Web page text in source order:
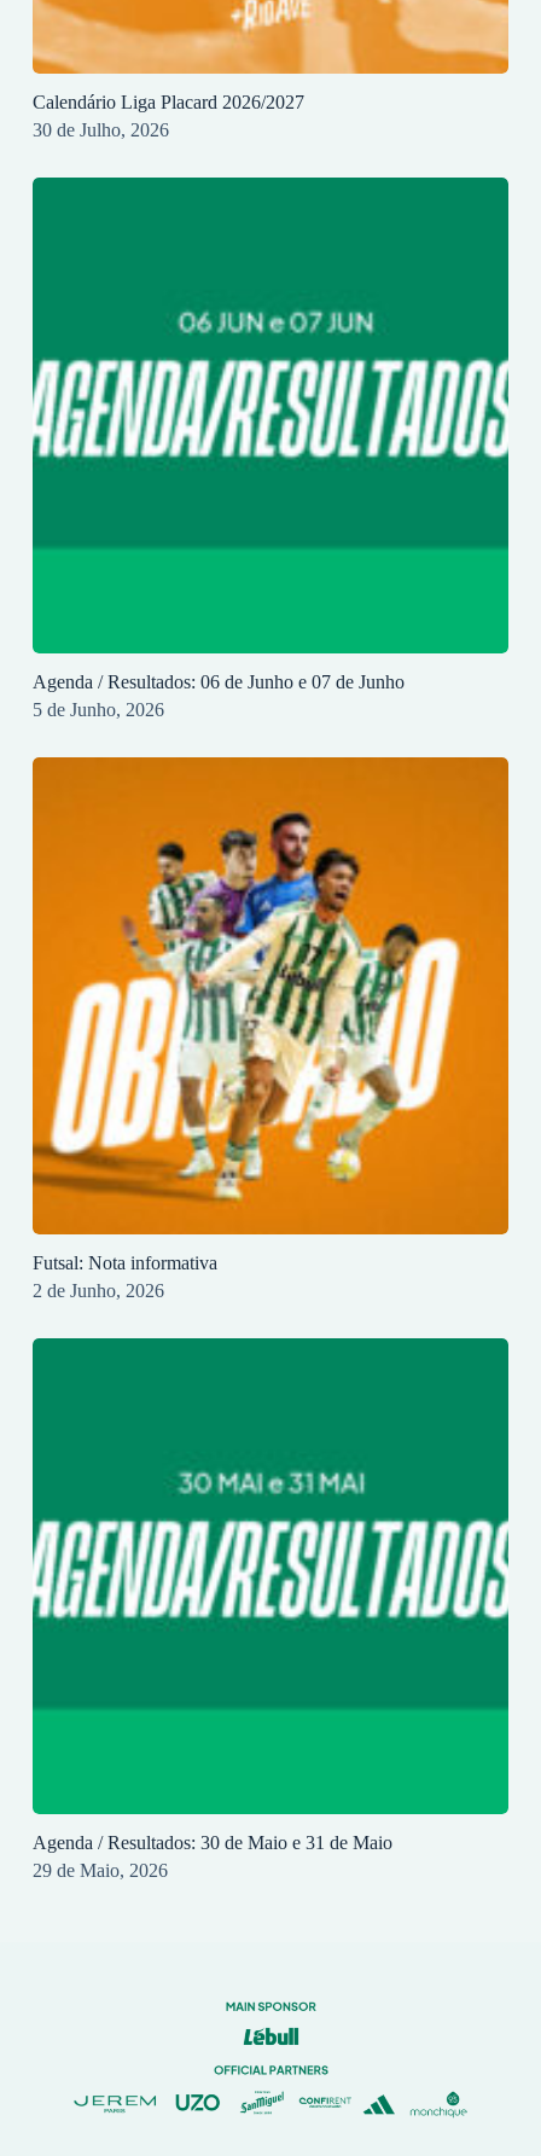
Calendário Liga Placard 2026/2027
30 de Julho, 2026
Agenda / Resultados: 06 de Junho e 07 de Junho
5 de Junho, 2026
Futsal: Nota informativa
2 de Junho, 2026
Agenda / Resultados: 30 de Maio e 31 de Maio
29 de Maio, 2026